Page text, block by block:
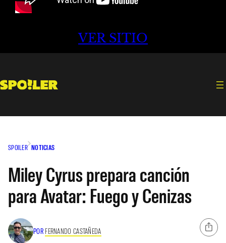
VER SITIO
SPOILER NOTICIAS
Miley Cyrus prepara canción
para Avatar: Fuego y Cenizas
POR FERNANDO CASTAÑEDA